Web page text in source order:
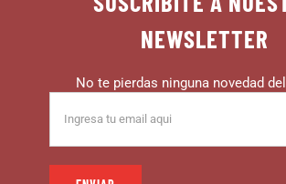
NEWSLETTER
No te pierdas ninguna novedad